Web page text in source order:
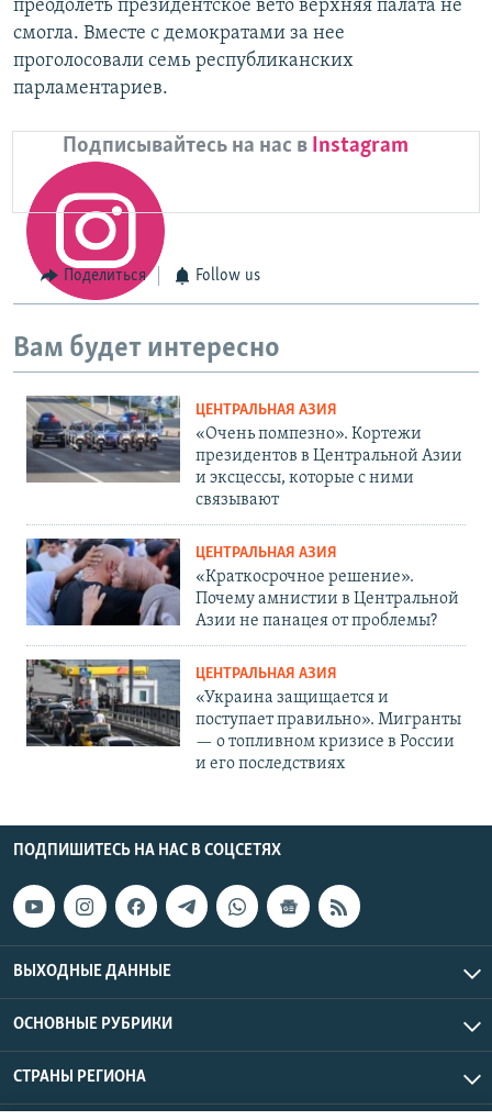
преодолеть президентское вето верхняя палата не
смогла. Вместе с демократами за нее
проголосовали семь республиканских
парламентариев.
Подписывайтесь на нас в Instagram
Поделиться Follow us
Вам будет интересно
ЦЕНТРАЛЬНАЯ АЗИЯ
«Очень помпезно». Кортежи
президентов в Центральной Азии
и эксцессы, которые с ними
связывают
ЦЕНТРАЛЬНАЯ АЗИЯ
«Краткосрочное решение».
Почему амнистии в Центральной
Азии не панацея от проблемы?
ЦЕНТРАЛЬНАЯ АЗИЯ
«Украина защищается и
поступает правильно». Мигранты
— о топливном кризисе в России
и его последствиях
ПОДПИШИТЕСЬ НА НАС В СОЦСЕТЯХ
ВЫХОДНЫЕ ДАННЫЕ
ОСНОВНЫЕ РУБРИКИ
СТРАНЫ РЕГИОНА